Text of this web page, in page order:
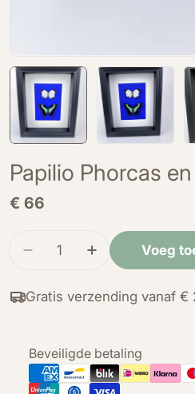
Papilio Phorcas
Normale
€ 66
Hoeveelheid
Verminder deVerhoog de
Voeg
Gratis verzending vanaf €
Beveiligde betaling
Betaalmethoden